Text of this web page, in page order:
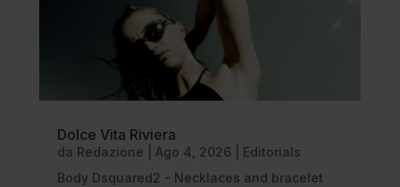
Dolce Vita Riviera
da Redazione Ago 4, 2026
Editorials
Body Dsquared2 - Necklaces and bracelet